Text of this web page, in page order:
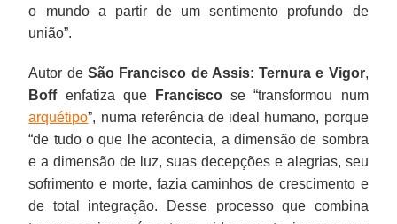
o mundo a partir de um sentimento profundo de
união”.
Autor de São Francisco de Assis: Ternura e Vigor,
Boffenfatiza que Francisco se “transformou num
arquétipo”, numa referência de ideal humano, porque
“de tudo o que lhe acontecia, a dimensão de sombra
e a dimensão de luz, suas decepções e alegrias, seu
sofrimento e morte, fazia caminhos de crescimento e
de total integração. Desse processo que combina